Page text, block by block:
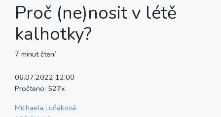
Proč (ne)nosit v létě
kalhotky?
7 minut čtení
06.07.2022 12:00
Pročteno: 527x
Michaela Luňáková